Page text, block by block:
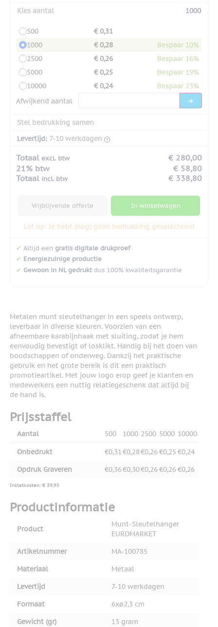
Kies aantal 1000
500
€ 0,31
1000
€ 0,28
Bespaar 10%
2500
€ 0,26
Bespaar 16%
5000
€ 0,25
Bespaar 19%
10000
€ 0,24
Bespaar 23%
Afwijkend aantal
Stel bedrukking samen
Levertijd: 7-10 werkdagen
Totaal excl. btw
€ 280,00
21% btw
€ 58,80
Totaal incl. btw € 338,80
Vrijblijvende offerte In winkelwagen
Let op: Je hebt (nog) geen bedrukking geselecteerd
✔ Altijd een gratis digitale drukproef
✔ Energiezuinige productie
✔ Gewoon in NL gedruktdus 100% kwaliteitsgarantie
Metalen munt sleutelhanger in een speels ontwerp,
leverbaar in diverse kleuren. Voorzien van een
afneembare karabijnhaak met sluiting, zodat je hem
eenvoudig bevestigt of losklikt. Handig bij het doen van
boodschappen of onderweg. Dankzij het praktische
gebruik en het grote bereik is dit een praktisch
promotieartikel. Met jouw logo erop geef je klanten en
medewerkers een nuttig relatiegeschenk dat altijd bij
de hand is.
Prijsstaffel
Aantal 500 1000 2500 5000 10000
Onbedrukt €0,31€0,28€0,26€0,25 €0,24
Opdruk Graveren
€0,36€0,30€0,26€0,26€0,26
Instelkosten: € 39,95
Productinformatie
Product
Munt-Sleutelhanger
EUROMARKET
Artikelnummer
MA-100785
Materiaal
Metaal
Levertijd
7-10 werkdagen
Formaat
6xø2,3 cm
Gewicht (gr)
13 gram